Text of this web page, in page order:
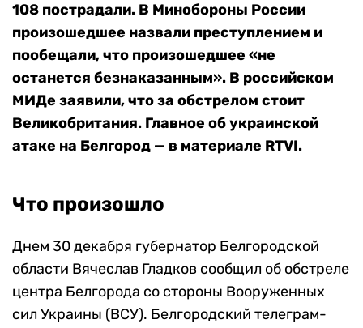
108 пострадали. В Минобороны России
произошедшее назвали преступлением и
пообещали, что произошедшее «не
останется безнаказанным». В российском
МИДе заявили, что за обстрелом стоит
Великобритания. Главное об украинской
атаке на Белгород — в материале RTVI.
Что произошло
Днем 30 декабря губернатор Белгородской
области Вячеслав Гладков сообщил об обстреле
центра Белгорода со стороны Вооруженных
сил Украины (ВСУ). Белгородский телеграм-